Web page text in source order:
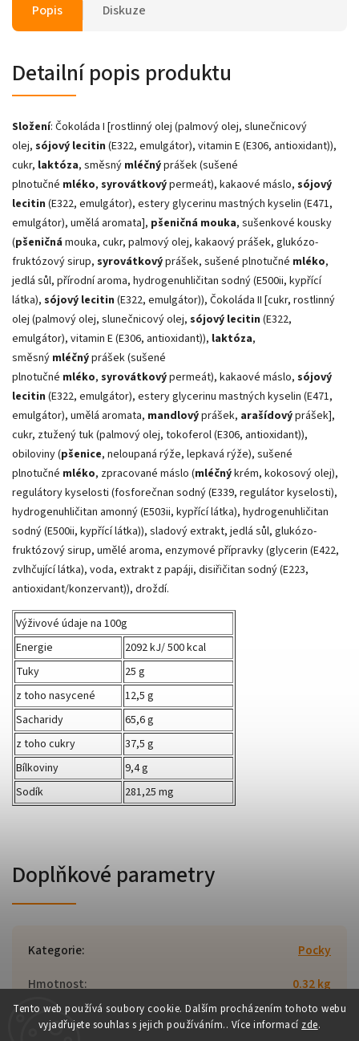
Tento web používá soubory cookie. Dalším procházením tohoto webu
vyjadřujete souhlas s jejich používáním.. Více informací zde.
Popis Diskuze
Detailní popis produktu
Složení: Čokoláda I [rostlinný olej (palmový olej, slunečnicový
olej, sójový lecitin (E322, emulgátor), vitamin E (E306, antioxidant)),
cukr, laktóza, směsný mléčnýprášek (sušené
plnotučné mléko, syrovátkovýpermeát), kakaové máslo, sójový
lecitin (E322, emulgátor), estery glycerinu mastných kyselin (E471,
emulgátor), umělá aromata], pšeničná mouka, sušenkové kousky
(pšeničná mouka, cukr, palmový olej, kakaový prášek, glukózo-
fruktózový sirup, syrovátkovýprášek, sušené plnotučné mléko,
jedlá sůl, přírodní aroma, hydrogenuhličitan sodný (E500ii, kypřící
látka), sójový lecitin (E322, emulgátor)), Čokoláda II [cukr, rostlinný
olej (palmový olej, slunečnicový olej, sójový lecitin (E322,
emulgátor), vitamin E (E306, antioxidant)), laktóza,
směsný mléčnýprášek (sušené
plnotučné mléko, syrovátkovýpermeát), kakaové máslo, sójový
lecitin (E322, emulgátor), estery glycerinu mastných kyselin (E471,
emulgátor), umělá aromata, mandlovýprášek, arašídovýprášek],
cukr, ztužený tuk (palmový olej, tokoferol (E306, antioxidant)),
obiloviny (pšenice, neloupaná rýže, lepkavá rýže), sušené
plnotučné mléko, zpracované máslo (mléčnýkrém, kokosový olej),
regulátory kyselosti (fosforečnan sodný (E339, regulátor kyselosti),
hydrogenuhličitan amonný (E503ii, kypřící látka), hydrogenuhličitan
sodný (E500ii, kypřící látka)), sladový extrakt, jedlá sůl, glukózo-
fruktózový sirup, umělé aroma, enzymové přípravky (glycerin (E422,
zvlhčující látka), voda, extrakt z papáji, disiřičitan sodný (E223,
antioxidant/konzervant)), droždí.
Výživové údaje na 100g
Energie
2092 kJ/ 500 kcal
Tuky
25 g
z toho nasycené
12,5 g
Sacharidy
65,6 g
z toho cukry
37,5 g
Bílkoviny
9,4 g
Sodík
281,25 mg
Doplňkové parametry
Kategorie:
Pocky
Hmotnost: 0.32 kg